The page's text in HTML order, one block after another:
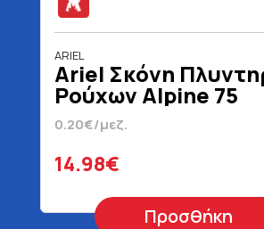
ARIEL
Ariel Σκόνη
Ρούχων Alpine 75
Μεζούρες 4875 gr
0.20€/μεζ.
14.98€
Προσθήκη